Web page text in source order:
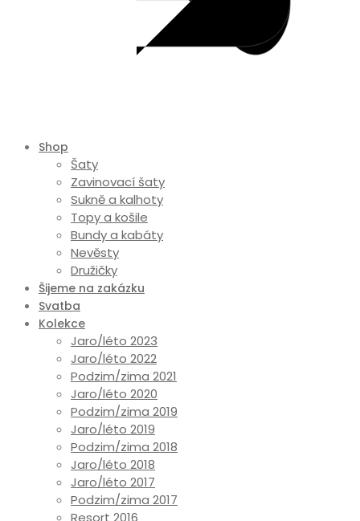
Shop
Šaty
Zavinovací šaty
Sukně a kalhoty
Topy a košile
Bundy a kabáty
Nevěsty
Družičky
Šijeme na zakázku
Svatba
Kolekce
Jaro/léto 2023
Jaro/léto 2022
Podzim/zima 2021
Jaro/léto 2020
Podzim/zima 2019
Jaro/léto 2019
Podzim/zima 2018
Jaro/léto 2018
Jaro/léto 2017
Podzim/zima 2017
Resort 2016